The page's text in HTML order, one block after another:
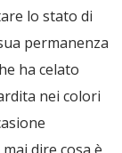
lo stato di
permanenza
ha celato
nei colori